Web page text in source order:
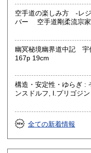
空手道の楽しみ方 -レ
幽冥秘境幽界道中記
167p 19cm
構造・安定性・ゆらぎ :
ンスドルフ, I.プリゴジ
房〈熱力学の方法を、
も含むあらゆる現象へ
い「構造」は常に不安定
それはゆらぎから生じる
全ての新着情報